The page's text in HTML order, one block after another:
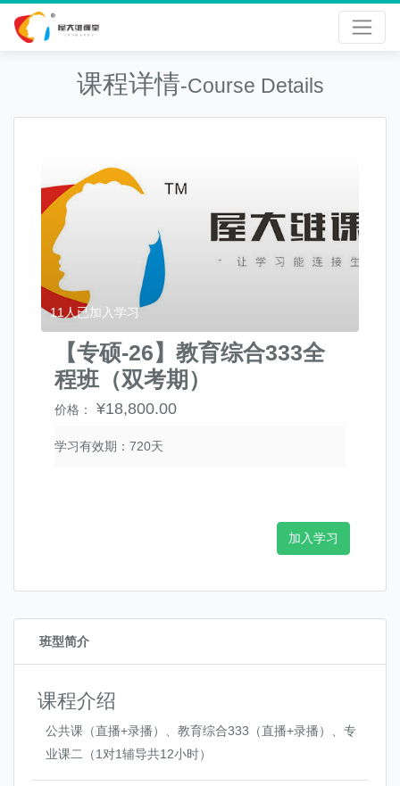
课程详情-Course Details
11人已加入学习
【专硕-26】教育综合333全
程班（双考期）
价格： ¥18,800.00
学习有效期：720天
加入学习
班型简介
课程介绍
公共课（直播+录播）、教育综合333（直播+录播）、专
业课二（1对1辅导共12小时）